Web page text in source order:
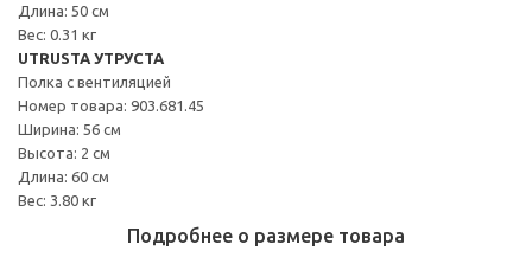
Длина: 50 см
Вес: 0.31 кг
UTRUSTA УТРУСТА
Полка с вентиляцией
Номер товара: 903.681.45
Ширина: 56 см
Высота: 2 см
Длина: 60 см
Вес: 3.80 кг
Подробнее о размере товара